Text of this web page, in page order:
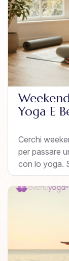
Yoga E
Cerchi
per passare
con lo yoga.